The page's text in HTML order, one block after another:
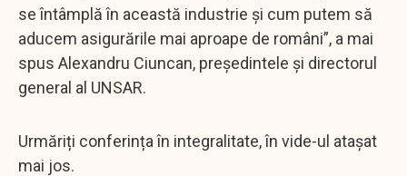
se întâmplă în această industrie și cum putem să
aducem asigurările mai aproape de români”, a mai
spus Alexandru Ciuncan, președintele și directorul
general al UNSAR.
Urmăriți conferința în integralitate, în vide-ul atașat
mai jos.